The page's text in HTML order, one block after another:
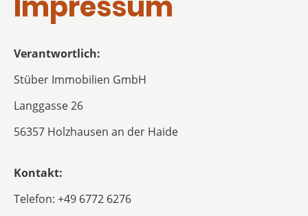
Verantwortlich:
Stüber Immobilien GmbH
Langgasse 26
56357 Holzhausen an der Haide
Kontakt:
Telefon: +49 6772 6276